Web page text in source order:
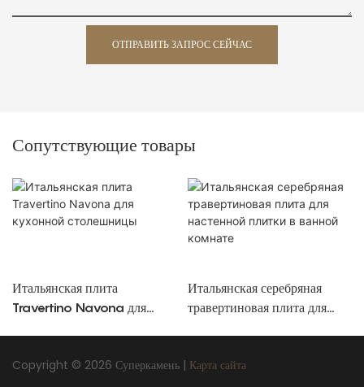
ОТПРАВИТЬ ЗАПРОС СЕЙЧАС
Сопутствующие товары
Итальянская плита
Travertino Navona для
Итальянская серебряная
травертиновая плита для
Copyright © 2026 Суперкамень | Карта сайта